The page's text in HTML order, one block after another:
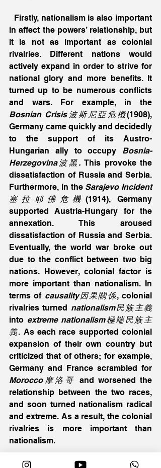
in affect the powers’ relationship, but
it is not as important as colonial
rivalries. Different nations would
actively expand in order to strive for
national glory and more benefits. It
turned up to be numerous conflicts
Bosnian Crisis波斯尼亞危機(1908),
Germany came quickly and decidedly
to the support of its Austro-
Hungarian ally to occupy Bosnia-
Herzegovina波黑. This provoke the
dissatisfaction of Russia and Serbia.
Furthermore, in the Sarajevo Incident
塞拉耶佛危機 (1914), Germany
supported Austria-Hungary for the
annexation. This aroused
dissatisfaction of Russia and Serbia.
Eventually, the world war broke out
due to the conflict between two big
nations. However, colonial factor is
more important than nationalism. In
terms of causality因果關係, colonial
rivalries turned nationalism民族主義
into extreme nationalism極端民族主
義. As each race supported colonial
expansion of their own country but
criticized that of others; for example,
Morocco摩洛哥 and worsened the
relationship between the two races,
and soon turned nationalism radical
and extreme. As a result, the colonial
rivalries is more important than
nationalism.
Secondly, alliance system is also